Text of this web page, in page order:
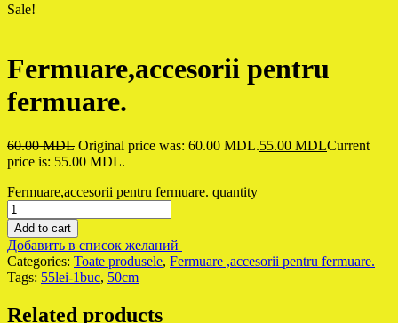
Sale!
Fermuare,accesorii pentru
fermuare.
60.00MDL Original price was: 60.00 MDL.55.00 MDLCurrent
price is: 55.00 MDL.
Fermuare,accesorii pentru fermuare. quantity
Add to cart
Добавить в список желаний
Categories: Toate produsele, Fermuare ,accesorii pentru fermuare.
Tags: 55lei-1buc, 50cm
Related products